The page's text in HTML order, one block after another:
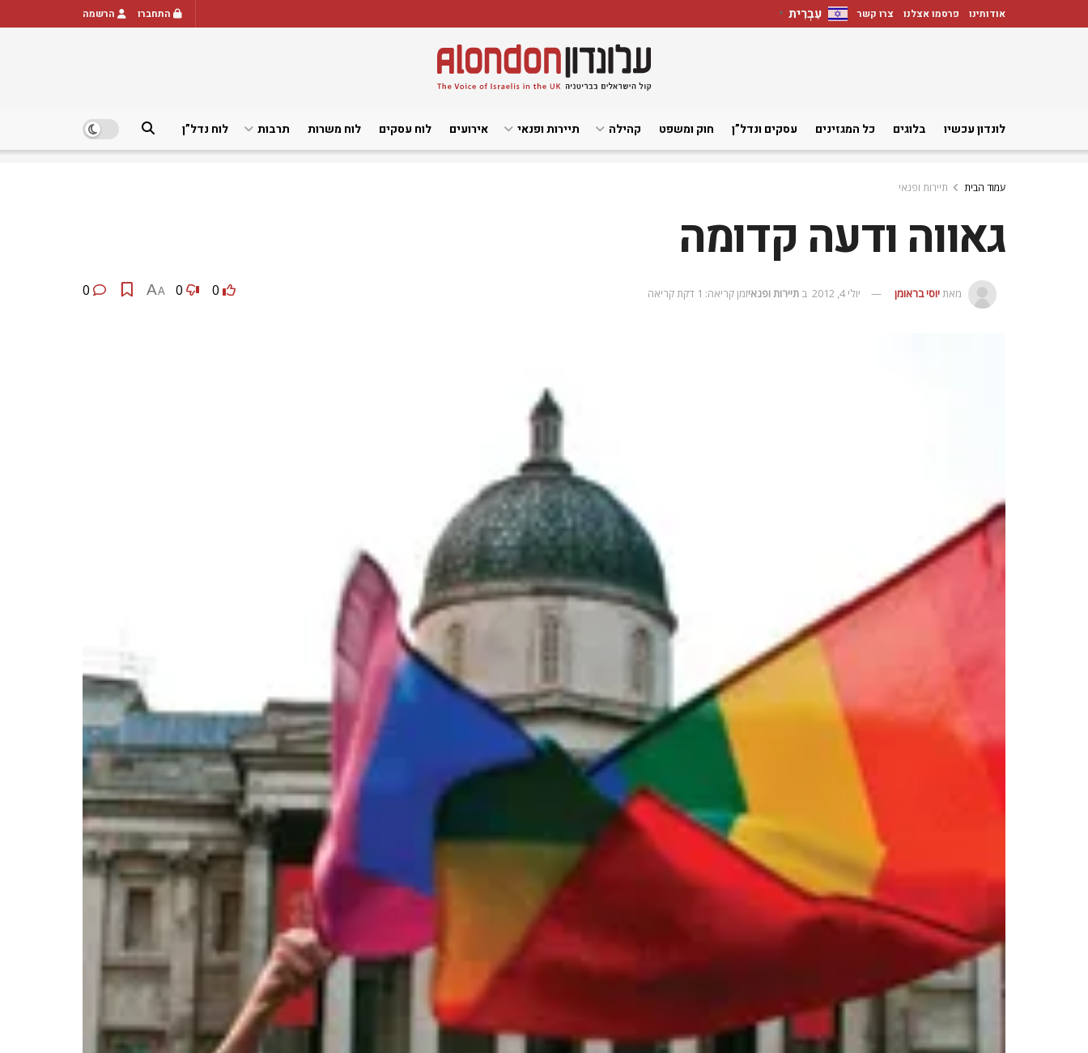
אודותינו פרסמו אצלנו צרו קשר עִבְרִית ▼ התחברו הרשמה
לונדון עכשיו בלוגים כל המגזינים עסקים ונדל”ן חוק ומשפט קהילה תיירות ופנאי אירועים לוח עסקים לוח משרות תרבות לוח נדל”ן
עמוד הבית תיירות ופנאי
גאווה ודעה קדומה
מאתיוסי בראומן יולי 4, 2012 ב תיירות ופנאיזמן קריאה: 1 דקת קריאה 0
0
A
A